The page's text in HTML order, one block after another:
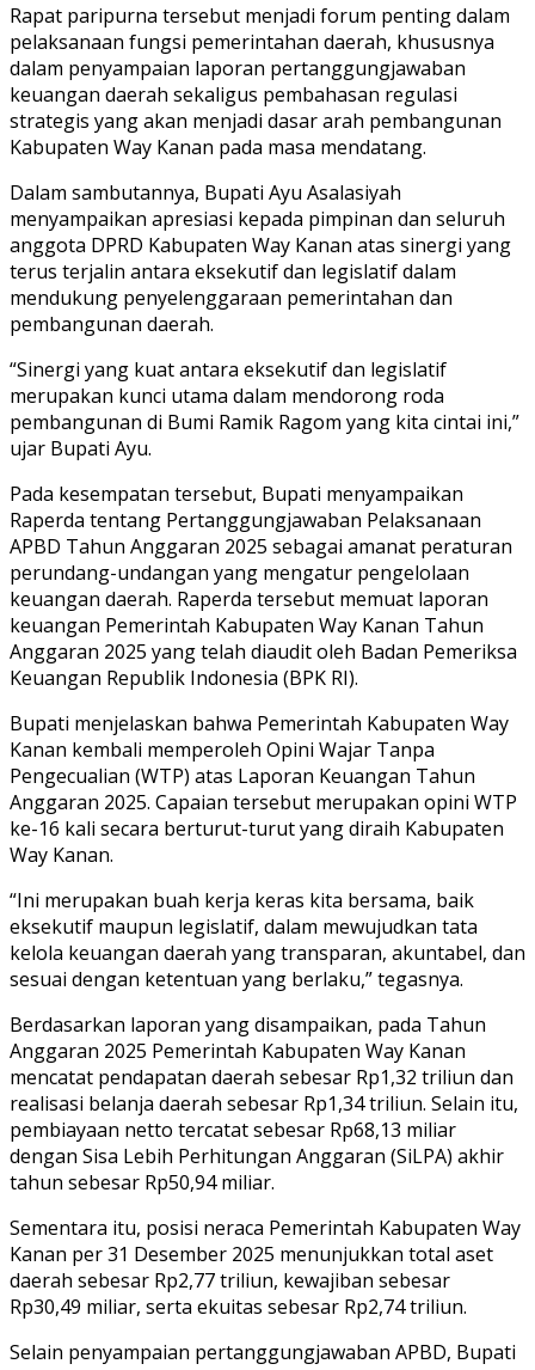
Rapat paripurna tersebut menjadi forum penting dalam
pelaksanaan fungsi pemerintahan daerah, khususnya
dalam penyampaian laporan pertanggungjawaban
keuangan daerah sekaligus pembahasan regulasi
strategis yang akan menjadi dasar arah pembangunan
Kabupaten Way Kanan pada masa mendatang.
Dalam sambutannya, Bupati Ayu Asalasiyah
menyampaikan apresiasi kepada pimpinan dan seluruh
anggota DPRD Kabupaten Way Kanan atas sinergi yang
terus terjalin antara eksekutif dan legislatif dalam
mendukung penyelenggaraan pemerintahan dan
pembangunan daerah.
“Sinergi yang kuat antara eksekutif dan legislatif
merupakan kunci utama dalam mendorong roda
pembangunan di Bumi Ramik Ragom yang kita cintai ini,”
ujar Bupati Ayu.
Pada kesempatan tersebut, Bupati menyampaikan
Raperda tentang Pertanggungjawaban Pelaksanaan
APBD Tahun Anggaran 2025 sebagai amanat peraturan
perundang-undangan yang mengatur pengelolaan
keuangan daerah. Raperda tersebut memuat laporan
keuangan Pemerintah Kabupaten Way Kanan Tahun
Anggaran 2025 yang telah diaudit oleh Badan Pemeriksa
Keuangan Republik Indonesia (BPK RI).
Bupati menjelaskan bahwa Pemerintah Kabupaten Way
Kanan kembali memperoleh Opini Wajar Tanpa
Pengecualian (WTP) atas Laporan Keuangan Tahun
Anggaran 2025. Capaian tersebut merupakan opini WTP
ke-16 kali secara berturut-turut yang diraih Kabupaten
Way Kanan.
“Ini merupakan buah kerja keras kita bersama, baik
eksekutif maupun legislatif, dalam mewujudkan tata
kelola keuangan daerah yang transparan, akuntabel, dan
sesuai dengan ketentuan yang berlaku,” tegasnya.
Berdasarkan laporan yang disampaikan, pada Tahun
Anggaran 2025 Pemerintah Kabupaten Way Kanan
mencatat pendapatan daerah sebesar Rp1,32 triliun dan
realisasi belanja daerah sebesar Rp1,34 triliun. Selain itu,
pembiayaan netto tercatat sebesar Rp68,13 miliar
dengan Sisa Lebih Perhitungan Anggaran (SiLPA) akhir
tahun sebesar Rp50,94 miliar.
Sementara itu, posisi neraca Pemerintah Kabupaten Way
Kanan per 31 Desember 2025 menunjukkan total aset
daerah sebesar Rp2,77 triliun, kewajiban sebesar
Rp30,49 miliar, serta ekuitas sebesar Rp2,74 triliun.
Selain penyampaian pertanggungjawaban APBD, Bupati